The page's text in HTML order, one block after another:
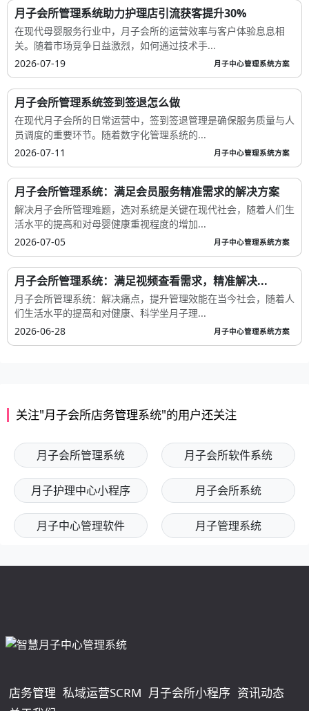
月子会所管理系统助力护理店引流获客提升30%
在现代母婴服务行业中，月子会所的运营效率与客户体验息息相
关。随着市场竞争日益激烈，如何通过技术手...
2026-07-19
月子中心管理系统方案
月子会所管理系统签到签退怎么做
在现代月子会所的日常运营中，签到签退管理是确保服务质量与人
员调度的重要环节。随着数字化管理系统的...
2026-07-11
月子中心管理系统方案
月子会所管理系统：满足会员服务精准需求的解决方案
解决月子会所管理难题，选对系统是关键在现代社会，随着人们生
活水平的提高和对母婴健康重视程度的增加...
2026-07-05
月子中心管理系统方案
月子会所管理系统：满足视频查看需求，精准解决...
月子会所管理系统：解决痛点，提升管理效能在当今社会，随着人
们生活水平的提高和对健康、科学坐月子理...
2026-06-28
月子中心管理系统方案
关注"月子会所店务管理系统"的用户还关注
月子会所管理系统 月子会所软件系统
月子护理中心小程序 月子会所系统
月子中心管理软件 月子管理系统
店务管理 私域运营SCRM 月子会所小程序 资讯动态